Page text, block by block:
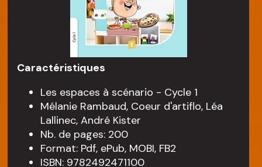
Caractéristiques
Les espaces à scénario - Cycle 1
Mélanie Rambaud, Coeur d'artiflo, Léa
Lallinec, André Kister
Nb. de pages: 200
Format: Pdf, ePub, MOBI, FB2
ISBN: 9782492471100